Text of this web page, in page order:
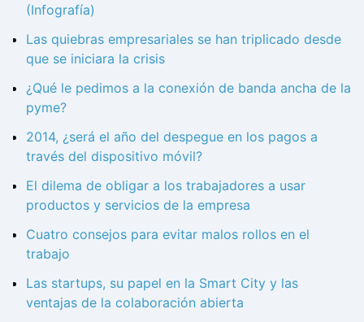
(Infografía)
Las quiebras empresariales se han triplicado desde
que se iniciara la crisis
¿Qué le pedimos a la conexión de banda ancha de la
pyme?
2014, ¿será el año del despegue en los pagos a
través del dispositivo móvil?
El dilema de obligar a los trabajadores a usar
productos y servicios de la empresa
Cuatro consejos para evitar malos rollos en el
trabajo
Las startups, su papel en la Smart City y las
ventajas de la colaboración abierta